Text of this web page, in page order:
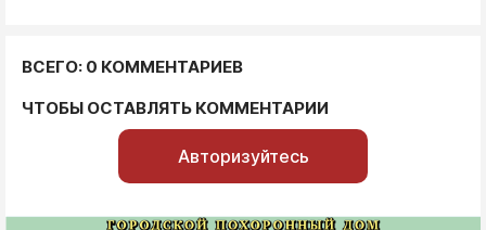
ВСЕГО: 0 КОММЕНТАРИЕВ
ЧТОБЫ ОСТАВЛЯТЬ КОММЕНТАРИИ
Авторизуйтесь